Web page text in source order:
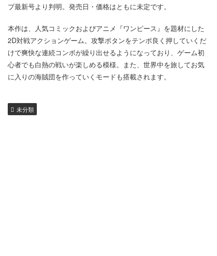
プ最新号より判明。発売日・価格はともに未定です。
本作は、人気コミックおよびアニメ『ワンピース』を題材にした
2D対戦アクションゲーム。攻撃ボタンをテンポ良く押していくだ
けで爽快な連続コンボが繰り出せるようになっており、ゲーム初
心者でも白熱の戦いが楽しめる模様。また、世界中を旅してお気
に入りの海賊団を作っていくモードも搭載されます。
未分類